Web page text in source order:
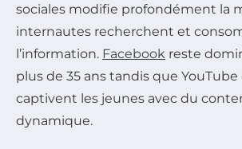
sociales modifie profondément la
internautes recherchent et
l’information. Facebook reste
plus de 35 ans tandis que YouTube
captivent les jeunes avec du
dynamique.